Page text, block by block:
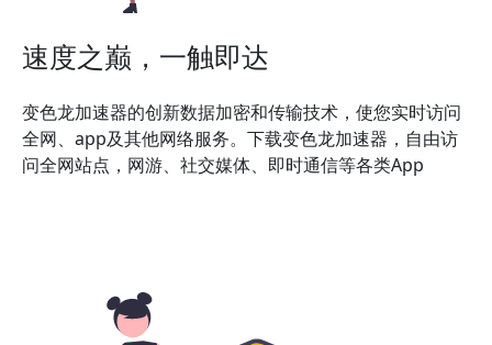
速度之巅，一触即达
变色龙加速器的创新数据加密和传输技术，使您实时访问
全网、app及其他网络服务。下载变色龙加速器，自由访
问全网站点，网游、社交媒体、即时通信等各类App